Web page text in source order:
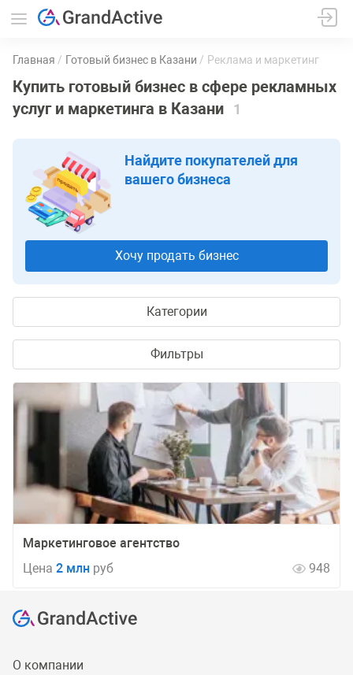
Главная Готовый бизнес в Казани Реклама и маркетинг
Купить готовый бизнес в сфере рекламных
услуг и маркетинга в Казани
1
Найдите покупателей для
вашего бизнеса
Хочу продать бизнес
Категории
Фильтры
Маркетинговое агентство
Цена 2 млн руб 948
О компании